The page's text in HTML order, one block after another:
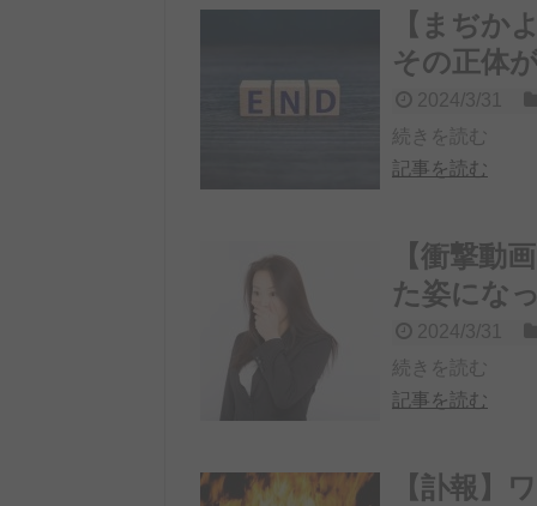
【まぢか
その正体
2024/3/31
続きを読む
記事を読む
【衝撃動
た姿にな
2024/3/31
続きを読む
記事を読む
【訃報】